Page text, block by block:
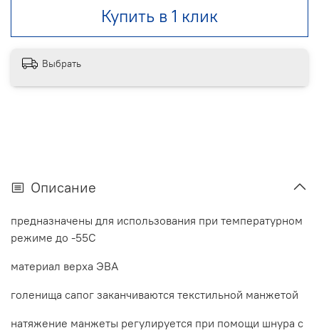
Купить в 1 клик
Выбрать
Описание
предназначены для использования при температурном
режиме до -55С
материал верха ЭВА
голенища сапог заканчиваются текстильной манжетой
натяжение манжеты регулируется при помощи шнура с